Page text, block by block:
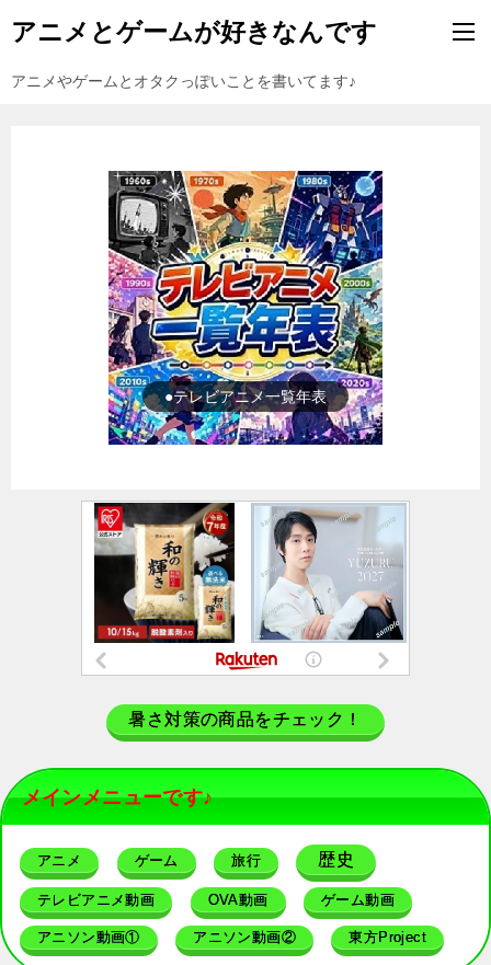
アニメとゲームが好きなんです
アニメやゲームとオタクっぽいことを書いてます♪
●テレビアニメ一覧年表
暑さ対策の商品をチェック！
メインメニューです♪
アニメ ゲーム 旅行 歴史
テレビアニメ動画 OVA動画 ゲーム動画
アニソン動画① アニソン動画② 東方Project